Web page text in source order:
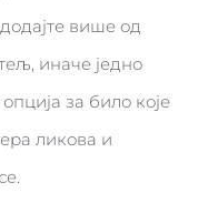
више од
иначе једно
за било које
ликова и